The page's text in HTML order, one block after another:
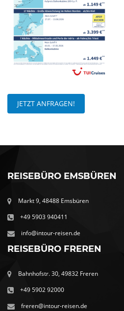
JETZT ANFRAGEN!
REISEBÜRO EMSBÜREN
Markt 9, 48488 Emsbüren
+49 5903 940411
info@intour-reisen.de
REISEBÜRO FREREN
Bahnhofstr. 30, 49832 Freren
+49 5902 92000
freren@intour-reisen.de